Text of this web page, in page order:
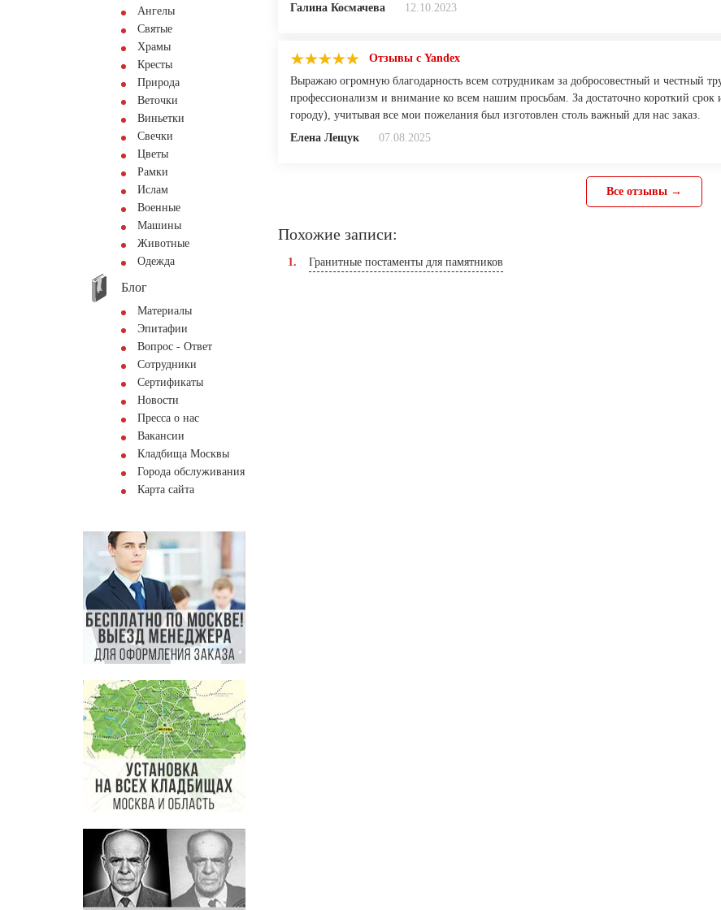
Ангелы
Святые
Храмы
Кресты
Природа
Веточки
Виньетки
Свечки
Цветы
Рамки
Ислам
Военные
Машины
Животные
Одежда
Блог
Материалы
Эпитафии
Вопрос - Ответ
Сотрудники
Сертификаты
Новости
Пресса о нас
Вакансии
Кладбища Москвы
Города обслуживания
Карта сайта
Галина Космачева
12.10.2023
Отзывы с Yandex
Выражаю огромную благодарность всем сотрудникам за добросовестный и честный
профессионализм и внимание ко всем нашим просьбам. За достаточно короткий
городу), учитывая все мои пожелания был изготовлен столь важный для нас заказ.
Елена Лещук
07.08.2025
Все отзывы →
Похожие записи:
Гранитные постаменты для памятников